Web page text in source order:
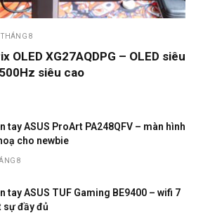
THÁNG 8
OLED XG27AQDPG – OLED siêu
siêu cao
tay ASUS ProArt PA248QFV – màn hình
cho newbie
8
tay ASUS TUF Gaming BE9400 – wifi 7
sự đầy đủ